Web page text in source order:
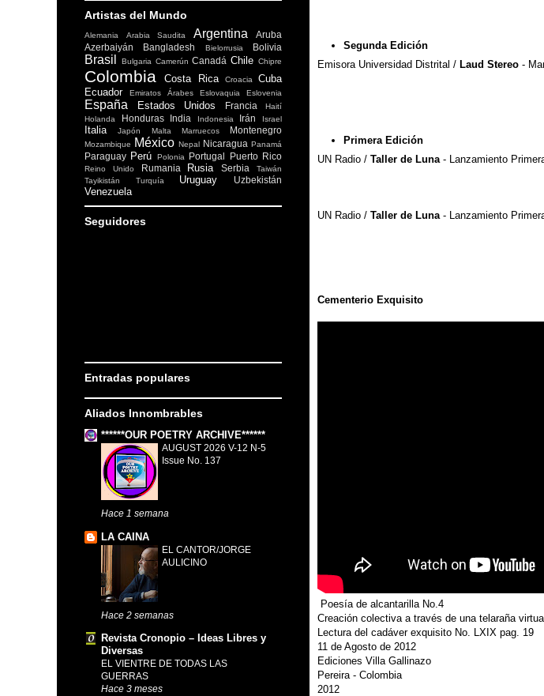
Segunda Edición
Emisora Universidad Distrital / Laud Stereo -
Primera Edición
UN Radio / Taller de Luna- Lanzamiento
UN Radio / Taller de Luna- Lanzamiento
Cementerio Exquisito
Poesía de alcantarilla No.4
Creación colectiva a través de una telaraña virtual
Lectura del cadáver exquisito No. LXIX pag. 19
11 de Agosto de 2012
Ediciones Villa Gallinazo
Pereira - Colombia
2012
Artistas del Mundo
Alemania Arabia Saudita Argentina
Aruba
Azerbaiyán
Bangladesh Bielorrusia Bolivia
Brasil Bulgaria Camerún Canadá Chile Chipre
Colombia Costa Rica Croacia
Cuba
Ecuador
Emiratos Árabes Eslovaquia Eslovenia
España Estados Unidos Francia
Haití
Holanda
Honduras India Indonesia Irán Israel
Italia Japón Malta Marruecos Montenegro
Mozambique México Nepal Nicaragua Panamá
Paraguay Perú Polonia Portugal Puerto Rico
Reino Unido Rumania Rusia Serbia
Taiwán
Tayikistán
Turquía Uruguay Uzbekistán
Venezuela
Seguidores
Entradas populares
Aliados Innombrables
******OUR POETRY ARCHIVE******
AUGUST 2026 V-12 N-5
Issue No. 137
Hace 1 semana
LA CAINA
EL CANTOR/JORGE
AULICINO
Hace 2 semanas
Revista Cronopio – Ideas Libres y
Diversas
EL VIENTRE DE TODAS LAS
GUERRAS
Hace 3 meses